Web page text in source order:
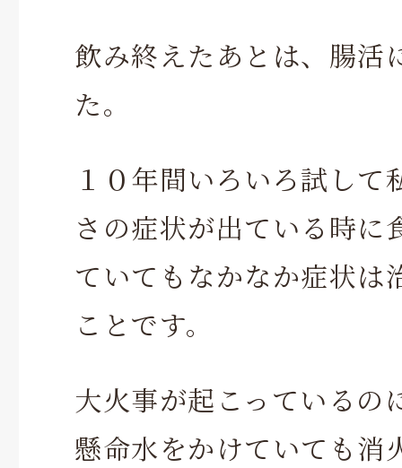
飲み終えたあとは、腸活
た。
１０年間いろいろ試して
さの症状が出ている時に
ていてもなかなか症状は
ことです。
大火事が起こっているの
懸命水をかけていても消